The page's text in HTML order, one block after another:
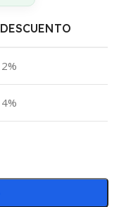
DESCUENTO
2%
4%